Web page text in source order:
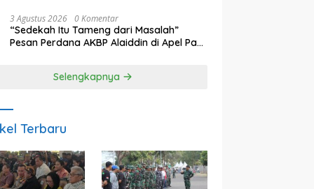
3 Agustus 2026 0 Komentar
“Sedekah Itu Tameng dari Masalah”
Pesan Perdana AKBP Alaiddin di Apel Pagi
Selengkapnya
Terbaru